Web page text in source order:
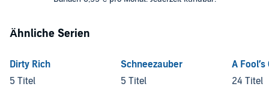
Ähnliche Serien
Dirty Rich
5 Titel
Schneezauber
5 Titel
A
24 Titel